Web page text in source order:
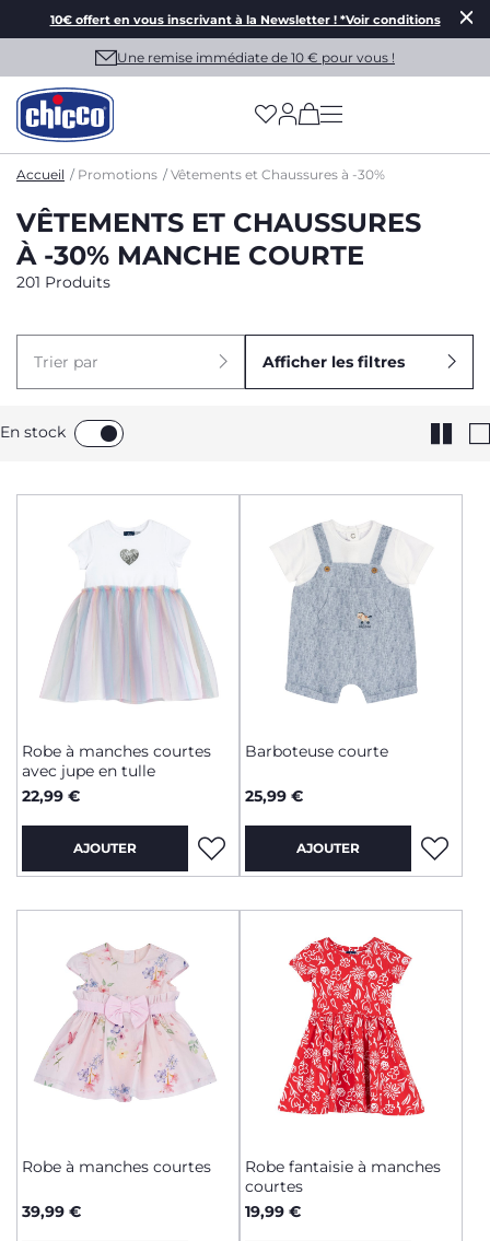
10€ offert en vous inscrivant à la Newsletter ! *Voir conditions
Une remise immédiate de 10 € pour vous !
(has more options
Accueil Promotions Vêtements et Chaussures à -30%
VÊTEMENTS ET CHAUSSURES
À -30% MANCHE COURTE
201 Produits
Trier par Afficher les filtres
En stock
Robe à manches courtes
avec jupe en tulle
22,99 €
AJOUTER
Barboteuse courte
25,99 €
AJOUTER
Robe à manches courtes
39,99 €
Robe fantaisie à manches
courtes
19,99 €